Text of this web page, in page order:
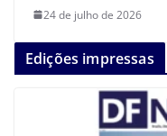
24 de julho de 2026
Edições impressas